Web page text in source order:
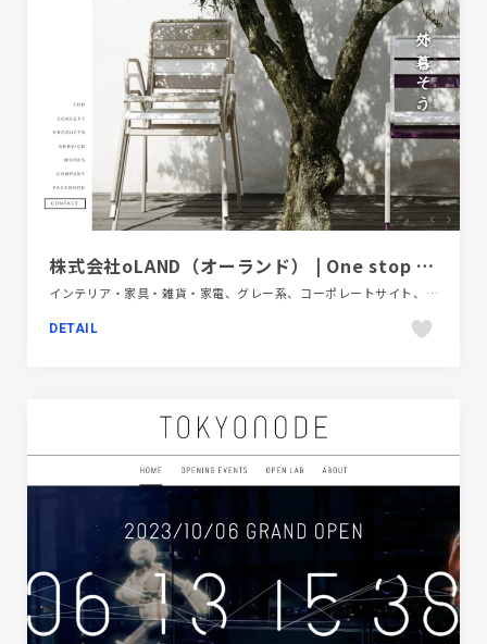
株式会社oLAND（オーランド） | One stop solution, OUTDOOR LIVING
インテリア・家具・雑貨・家電、グレー系、コーポレートサイト、シンプル、スクロールエフェクト、スタイリッシュ、デザイン・アート・音楽・文芸、ナチュラル、フラットデザイン、ベージュ・ゴールド系、ホワイト系、大きめ写真
DETAIL